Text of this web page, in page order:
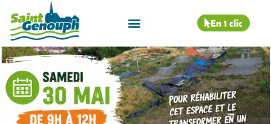
En 1 clic